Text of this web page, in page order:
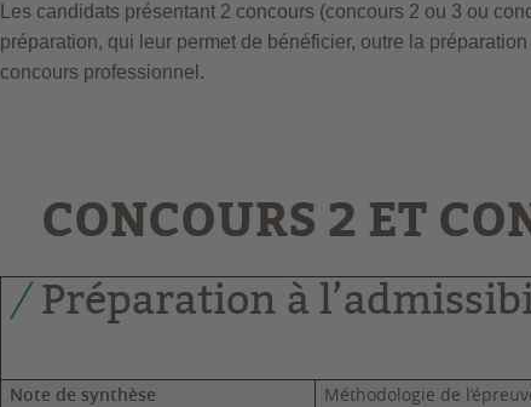
Les candidats présentant 2 concours (concours 2 ou 3 ou
préparation, qui leur permet de bénéficier, outre la
concours professionnel.
CONCOURS 2 ET
Préparation à
Note de synthèse Méthodologie de